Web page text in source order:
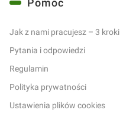
Pomoc
Jak z nami pracujesz – 3 kroki
Pytania i odpowiedzi
Regulamin
Polityka prywatności
Ustawienia plików cookies